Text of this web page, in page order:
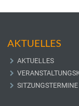
AKTUELLES
AKTUELLES
SITZUNGSTERMINE